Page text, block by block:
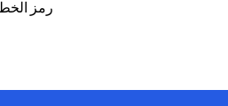
رمز الخطأ